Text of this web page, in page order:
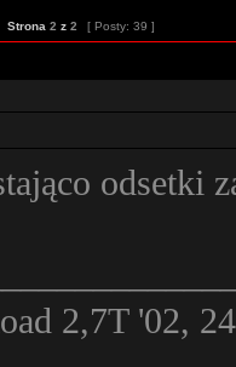
Strona 2 z 2 [ Posty: 39 ]
odsetki
2,7T '02,